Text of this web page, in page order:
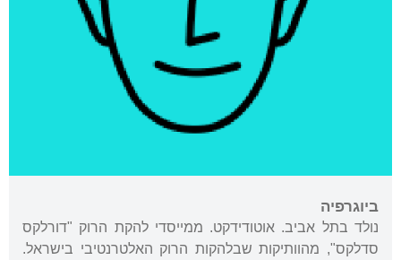
ביוגרפיה
נולד בתל אביב. אוטודידקט. ממייסדי להקת הרוק "דורלקס
סדלקס", מהוותיקות שבלהקות הרוק האלטרנטיבי בישראל.